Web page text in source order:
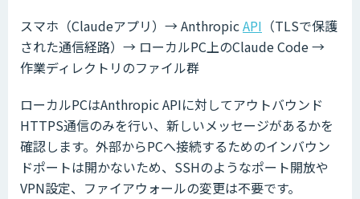
スマホ（Claudeアプリ）→ AnthropicAPI （TLSで保護
された通信経路）→ ローカルPC上のClaude Code →
作業ディレクトリのファイル群
ローカルPCはAnthropic APIに対してアウトバウンド
HTTPS通信のみを行い、新しいメッセージがあるかを
確認します。外部からPCへ接続するためのインバウン
ドポートは開かないため、SSHのようなポート開放や
VPN設定、ファイアウォールの変更は不要です。